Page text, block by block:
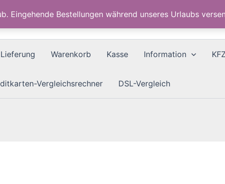
Eingehende Bestellungen während unseres Urlaubs
Warenkorb Kasse Information
Vergleichsrechner DSL-Vergleich